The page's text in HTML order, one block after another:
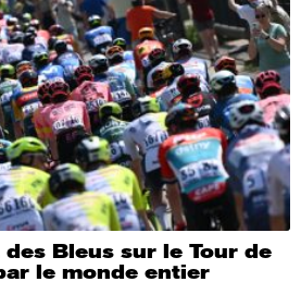
Bleus sur le Tour de
le monde entier